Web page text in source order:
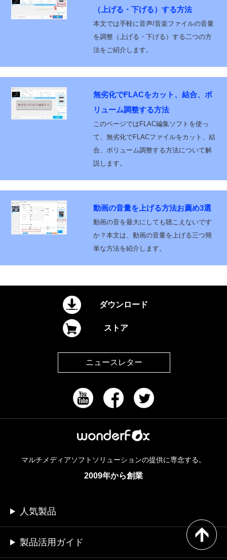
（上げる・下げる）する方法
本文では手軽に音声/音楽ファイルの音量
を調整（上げる・下げる）する二つの方
法をご紹介します。
無劣化でFLACをカット、結合、ボ
リューム調整する方法
このページではFLAC編集ソフトを使っ
て、無劣化でFLACファイルをカット、結
合、ボリューム調整する方法について解
説します。
動画の音量を上げる方法お薦め3選
動画の音を最大にしても聴こえないです
か？本文は、動画の音量を上げる三つ簡
単な方法を紹介します。
ダウンロード
ストア
ニュースレター
マルチメディアソフトソリューションの提供に専念する。
2009年から創業
人気製品
製品活用ガイド